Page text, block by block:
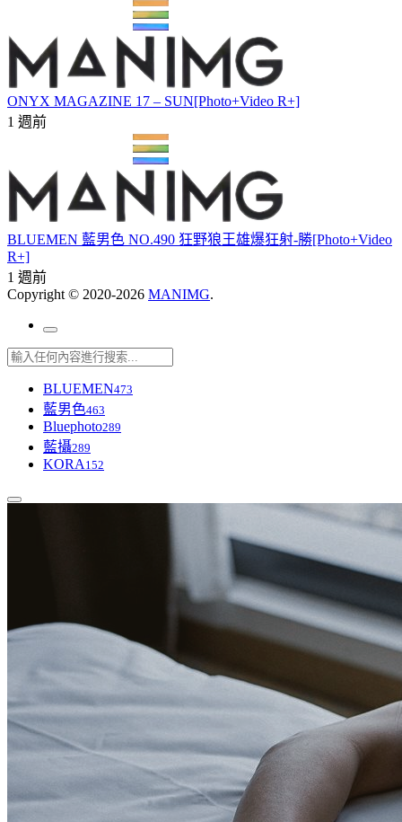
ONYX MAGAZINE 17 – SUN[Photo+Video R+]
1 週前
BLUEMEN 藍男色 NO.490 狂野狼王雄爆狂射-勝[Photo+Video
R+]
1 週前
Copyright © 2020-2026 MANIMG.
BLUEMEN473
藍男色463
Bluephoto289
藍攝289
KORA 152